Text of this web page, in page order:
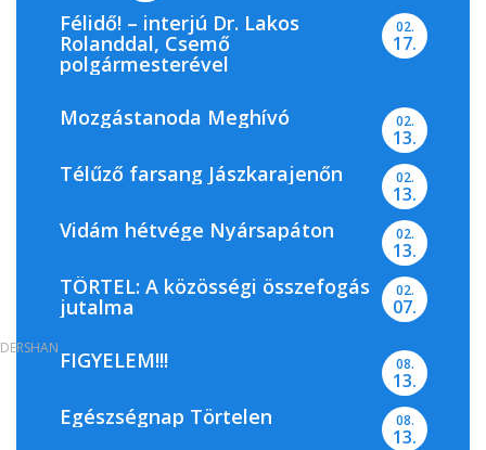
Félidő! – interjú Dr. Lakos
Rolanddal, Csemő
polgármesterével
02.
17.
Mozgástanoda Meghívó 02.
13.
Télűző farsang Jászkarajenőn 02.
13.
Vidám hétvége Nyársapáton 02.
13.
TÖRTEL: A közösségi összefogás
jutalma
02.
07.
FIGYELEM!!! 08.
13.
Egészségnap Törtelen 08.
13.
DERSHAN